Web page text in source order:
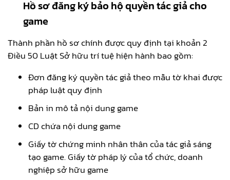
Hồ sơ đăng ký bảo hộ quyền tác giả cho
game
Thành phần hồ sơ chính được quy định tại khoản 2
Điều 50 Luật Sở hữu trí tuệ hiện hành bao gồm:
Đơn đăng ký quyền tác giả theo mẫu tờ khai được
pháp luật quy định
Bản in mô tả nội dung game
CD chứa nội dung game
Giấy tờ chứng minh nhân thân của tác giả sáng
tạo game. Giấy tờ pháp lý của tổ chức, doanh
nghiệp sở hữu game